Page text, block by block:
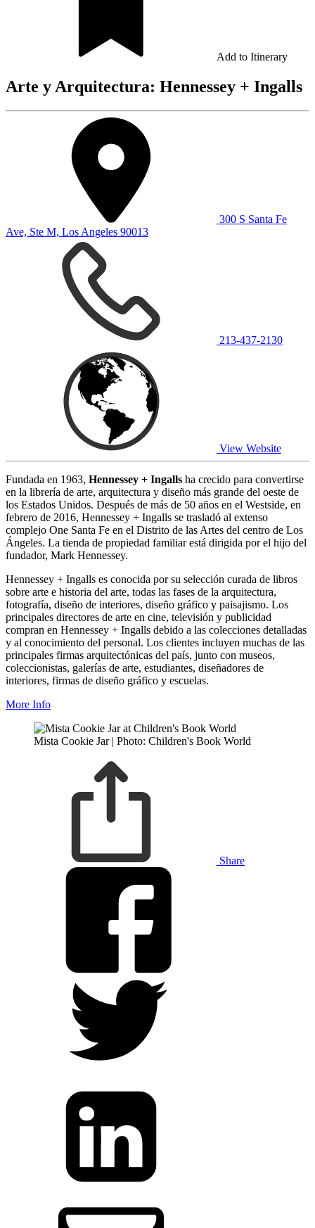
Add to Itinerary
Arte y Arquitectura: Hennessey + Ingalls
300 S Santa Fe
Ave, Ste M, Los Angeles 90013
213-437-2130
View Website
Fundada en 1963, Hennessey + Ingalls ha crecido para convertirse
en la librería de arte, arquitectura y diseño más grande del oeste de
los Estados Unidos. Después de más de 50 años en el Westside, en
febrero de 2016, Hennessey + Ingalls se trasladó al extenso
complejo One Santa Fe en el Distrito de las Artes del centro de Los
Ángeles. La tienda de propiedad familiar está dirigida por el hijo del
fundador, Mark Hennessey.
Hennessey + Ingalls es conocida por su selección curada de libros
sobre arte e historia del arte, todas las fases de la arquitectura,
fotografía, diseño de interiores, diseño gráfico y paisajismo. Los
principales directores de arte en cine, televisión y publicidad
compran en Hennessey + Ingalls debido a las colecciones detalladas
y al conocimiento del personal. Los clientes incluyen muchas de las
principales firmas arquitectónicas del país, junto con museos,
coleccionistas, galerías de arte, estudiantes, diseñadores de
interiores, firmas de diseño gráfico y escuelas.
More Info
Mista Cookie Jar | Photo: Children's Book World
Share